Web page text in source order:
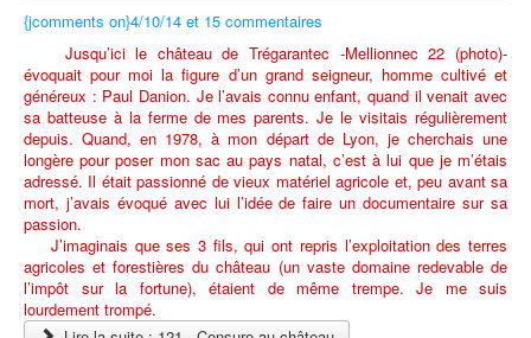
{jcomments on}4/10/14 et 15 commentaires
Jusqu’ici le château de Trégarantec -Mellionnec 22 (photo)-
évoquait pour moi la figure d’un grand seigneur, homme cultivé et
généreux : Paul Danion. Je l’avais connu enfant, quand il venait avec
sa batteuse à la ferme de mes parents. Je le visitais régulièrement
depuis. Quand, en 1978, à mon départ de Lyon, je cherchais une
longère pour poser mon sac au pays natal, c’est à lui que je m’étais
adressé. Il était passionné de vieux matériel agricole et, peu avant sa
mort, j’avais évoqué avec lui l’idée de faire un documentaire sur sa
passion.
J’imaginais que ses 3 fils, qui ont repris l’exploitation des terres
agricoles et forestières du château (un vaste domaine redevable de
l’impôt sur la fortune), étaient de même trempe. Je me suis
lourdement trompé.